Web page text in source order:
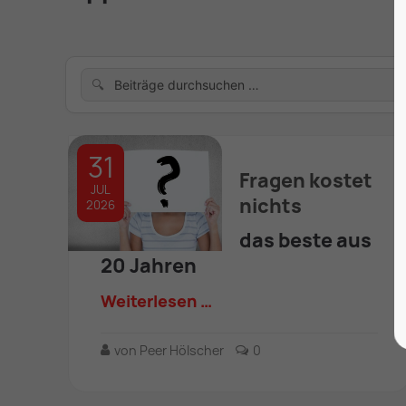
🔍
31
JUL
2026
Fragen kostet
nichts
das beste aus
20 Jahren
Weiterlesen …
von Peer Hölscher 0